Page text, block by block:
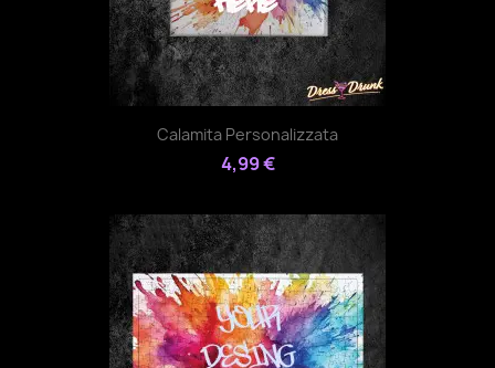
Calamita Personalizzata
4,99 €